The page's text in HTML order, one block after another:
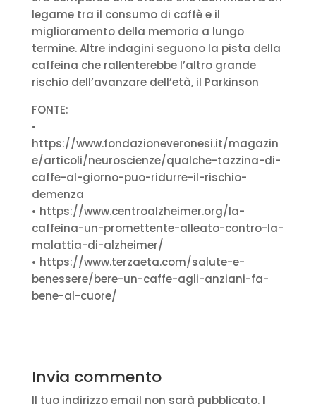
legame tra il consumo di caffè e il
miglioramento della memoria a lungo
termine. Altre indagini seguono la pista della
caffeina che rallenterebbe l’altro grande
rischio dell’avanzare dell’età, il Parkinson
FONTE:
•
https://www.fondazioneveronesi.it/magazin
e/articoli/neuroscienze/qualche-tazzina-di-
caffe-al-giorno-puo-ridurre-il-rischio-
demenza
• https://www.centroalzheimer.org/la-
caffeina-un-promettente-alleato-contro-la-
malattia-di-alzheimer/
• https://www.terzaeta.com/salute-e-
benessere/bere-un-caffe-agli-anziani-fa-
bene-al-cuore/
Invia commento
Il tuo indirizzo email non sarà pubblicato.I